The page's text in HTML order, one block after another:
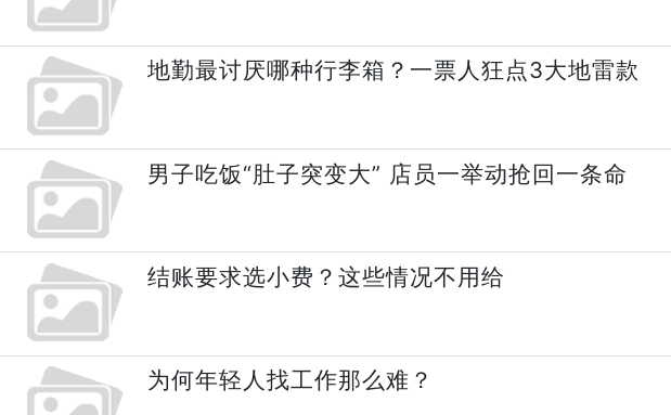
地勤最讨厌哪种行李箱？一票人狂点3大地雷款
男子吃饭“肚子突变大” 店员一举动抢回一条命
结账要求选小费？这些情况不用给
为何年轻人找工作那么难？